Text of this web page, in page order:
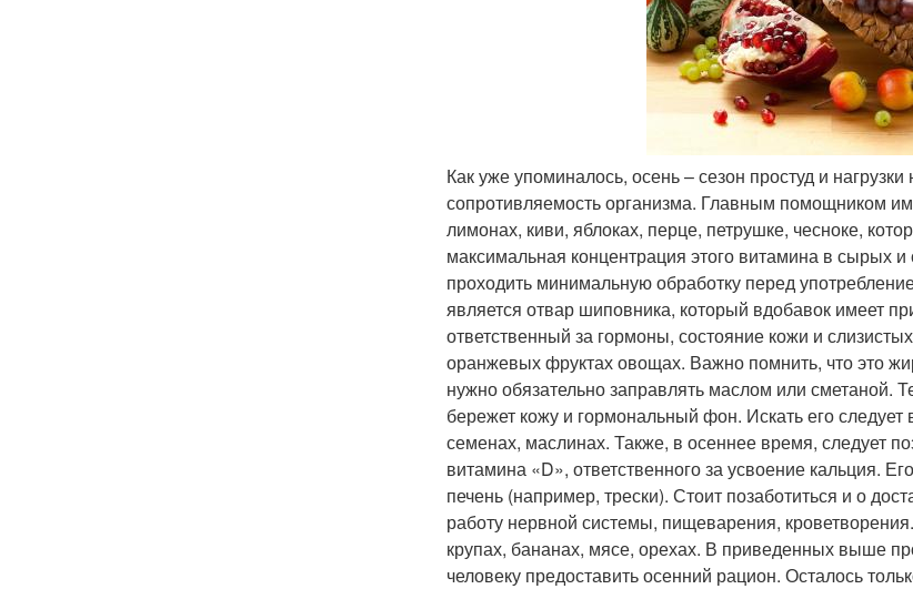
Как уже упоминалось, осень – сезон простуд и
сопротивляемость организма. Главным помощником
лимонах, киви, яблоках, перце, петрушке, чесноке,
максимальная концентрация этого витамина в сырых
проходить минимальную обработку перед
является отвар шиповника, который вдобавок имеет
ответственный за гормоны, состояние кожи и
оранжевых фруктах овощах. Важно помнить, что это
нужно обязательно заправлять маслом или
бережет кожу и гормональный фон. Искать его
семенах, маслинах. Также, в осеннее время, следует
витамина «D», ответственного за усвоение кальция.
печень (например, трески). Стоит позаботиться и о
работу нервной системы, пищеварения,
крупах, бананах, мясе, орехах. В приведенных выше
человеку предоставить осенний рацион. Осталось